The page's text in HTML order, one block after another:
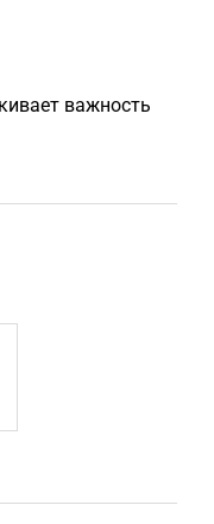
важность